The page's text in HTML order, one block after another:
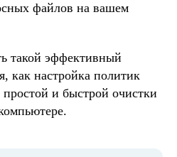
файлов на вашем
такой эффективный
как настройка политик
и быстрой очистки